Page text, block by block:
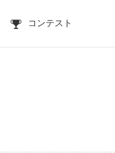
コンテスト